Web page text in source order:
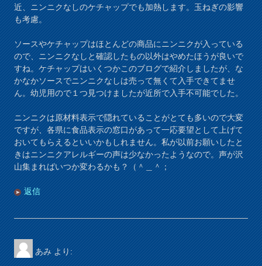
近、ニンニクなしのケチャップでも加熱します。玉ねぎの影響
も考慮。
ソースやケチャップはほとんどの商品にニンニクが入っている
ので、ニンニクなしと確認したもの以外はやめたほうが良いで
すね。ケチャップはいくつかこのブログで紹介しましたが、な
かなかソースでニンニクなしは売って無くて入手できてませ
ん。幼児用ので１つ見つけましたが近所で入手不可能でした。
ニンニクは原材料表示で隠れていることがとても多いので大変
ですが、各県に食品表示の窓口があって一応要望として上げて
おいてもらえるといいかもしれません。私が以前お願いしたと
きはニンニクアレルギーの声は少なかったようなので。声が沢
山集まればいつか変わるかも？（＾＿＾；
返信
あみ より: